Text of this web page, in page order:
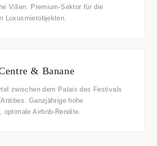
Villen. Premium-Sektor für die
Luxusmietobjekten.
& Banane
zwischen dem Palais des Festivals
Ganzjährige hohe
optimale Airbnb-Rendite.